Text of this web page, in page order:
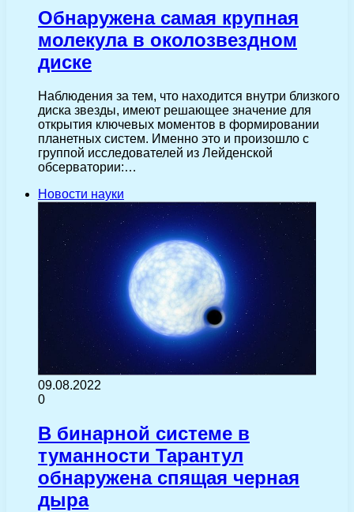
Обнаружена самая крупная
молекула в околозвездном
диске
Наблюдения за тем, что находится внутри близкого
диска звезды, имеют решающее значение для
открытия ключевых моментов в формировании
планетных систем. Именно это и произошло с
группой исследователей из Лейденской
обсерватории:…
Новости науки
09.08.2022
0
В бинарной системе в
туманности Тарантул
обнаружена спящая черная
дыра